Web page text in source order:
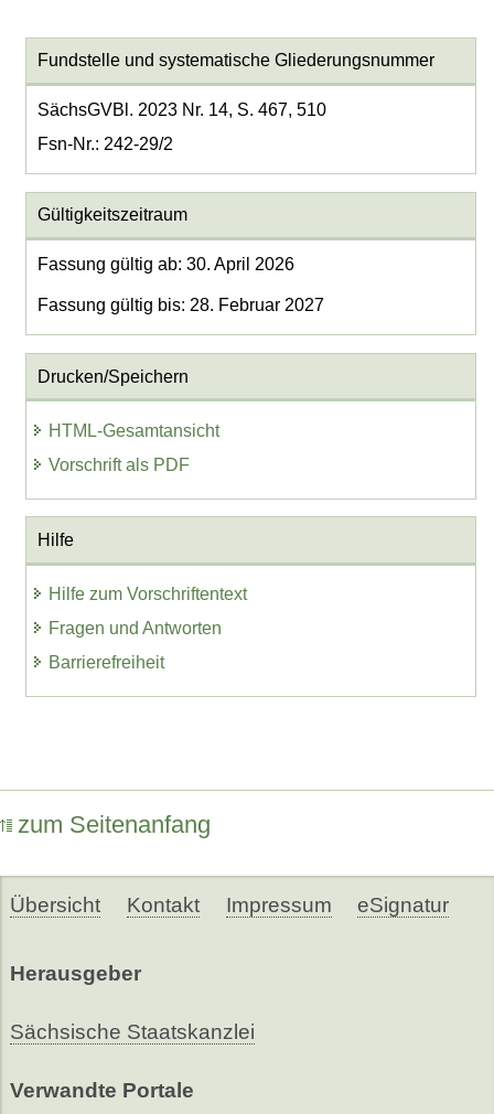
Fundstelle und systematische Gliederungsnummer
SächsGVBl. 2023 Nr. 14, S. 467, 510
Fsn-Nr.: 242-29/2
Gültigkeitszeitraum
Fassung gültig ab: 30. April 2026
Fassung gültig bis: 28. Februar 2027
Drucken/Speichern
HTML-Gesamtansicht
Vorschrift als PDF
Hilfe
Hilfe zum Vorschriftentext
Fragen und Antworten
Barrierefreiheit
zum Seitenanfang
Übersicht Kontakt Impressum eSignatur
Herausgeber
Sächsische Staatskanzlei
Verwandte Portale